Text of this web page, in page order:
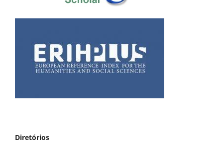
Diretórios